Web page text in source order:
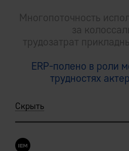
Многопоточность
за
трудозатрат
ERP-полено в роли
трудностях
Скрыть